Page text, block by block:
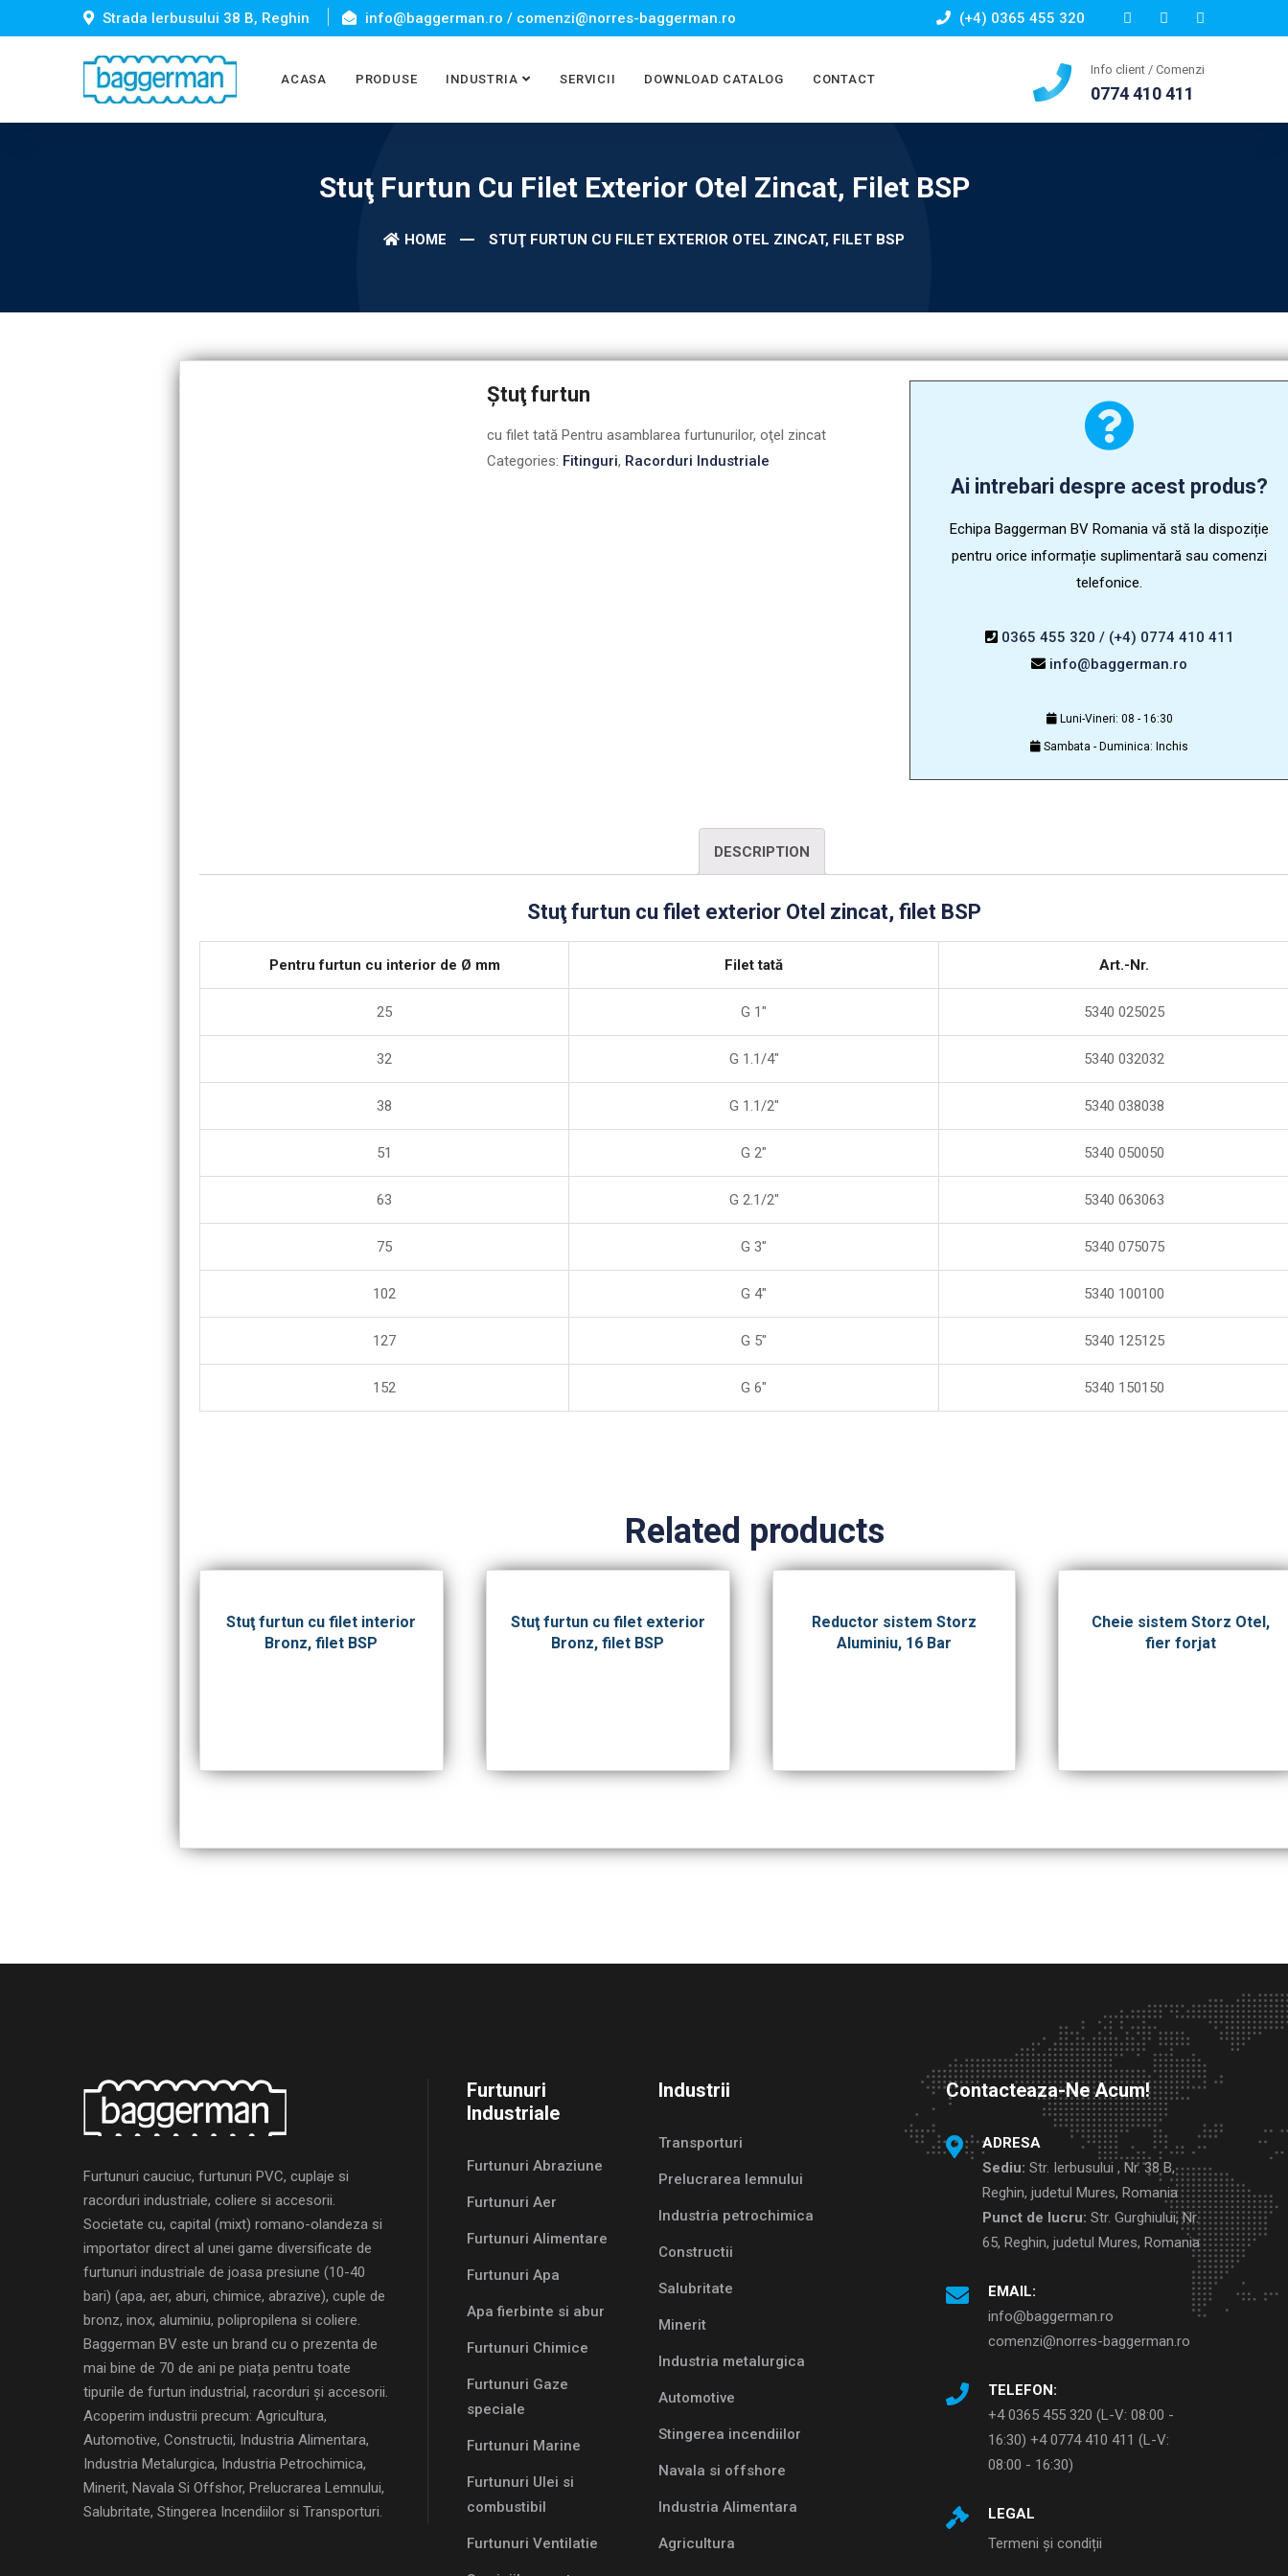
Strada Ierbusului 38 B, Reghin info@baggerman.ro / comenzi@norres-baggerman.ro (+4) 0365 455 320
Info client / Comenzi
0774 410 411
ACASA PRODUSE INDUSTRIA SERVICII DOWNLOAD CATALOG CONTACT
Stuţ Furtun Cu Filet Exterior Otel Zincat, Filet BSP
HOME STUŢ FURTUN CU FILET EXTERIOR OTEL ZINCAT, FILET BSP
Ştuţ furtun
cu filet tată Pentru asamblarea furtunurilor, oţel zincat
Categories: Fitinguri, Racorduri Industriale
Ai intrebari despre acest produs?
Echipa Baggerman BV Romania vă stă la dispoziție
pentru orice informație suplimentară sau comenzi
telefonice.
0365 455 320 / (+4) 0774 410 411
info@baggerman.ro
Luni-Vineri: 08 - 16:30
Sambata - Duminica: Inchis
DESCRIPTION
Stuţ furtun cu filet exterior Otel zincat, filet BSP
Pentru furtun cu interior de Ø mm Filet tată Art.-Nr.
25 G 1″ 5340 025025
32 G 1.1/4″ 5340 032032
38 G 1.1/2″ 5340 038038
51 G 2″ 5340 050050
63 G 2.1/2″ 5340 063063
75 G 3″ 5340 075075
102 G 4″ 5340 100100
127 G 5″ 5340 125125
152 G 6″ 5340 150150
Related products
Stuţ furtun cu filet interior
Bronz, filet BSP
Stuţ furtun cu filet exterior
Bronz, filet BSP
Reductor sistem Storz
Aluminiu, 16 Bar
Cheie sistem Storz Otel,
fier forjat
Furtunuri cauciuc, furtunuri PVC, cuplaje si
racorduri industriale, coliere si accesorii.
Societate cu, capital (mixt) romano-olandeza si
importator direct al unei game diversificate de
furtunuri industriale de joasa presiune (10-40
bari) (apa, aer, aburi, chimice, abrazive), cuple de
bronz, inox, aluminiu, polipropilena si coliere.
Baggerman BV este un brand cu o prezenta de
mai bine de 70 de ani pe piața pentru toate
tipurile de furtun industrial, racorduri și accesorii.
Acoperim industrii precum: Agricultura,
Automotive, Constructii, Industria Alimentara,
Industria Metalurgica, Industria Petrochimica,
Minerit, Navala Si Offshor, Prelucrarea Lemnului,
Salubritate, Stingerea Incendiilor si Transporturi.
Furtunuri
Industriale
Furtunuri Abraziune
Furtunuri Aer
Furtunuri Alimentare
Furtunuri Apa
Apa fierbinte si abur
Furtunuri Chimice
Furtunuri Gaze
speciale
Furtunuri Marine
Furtunuri Ulei si
combustibil
Furtunuri Ventilatie
Industrii
Transporturi
Prelucrarea lemnului
Industria petrochimica
Constructii
Salubritate
Minerit
Industria metalurgica
Automotive
Stingerea incendiilor
Navala si offshore
Industria Alimentara
Agricultura
Contacteaza-Ne Acum!
ADRESA
Sediu: Str. Ierbusului , Nr. 38 B,
Reghin, judetul Mures, Romania
Punct de lucru: Str. Gurghiului, Nr.
65, Reghin, judetul Mures, Romania
EMAIL:
info@baggerman.ro
comenzi@norres-baggerman.ro
TELEFON:
+4 0365 455 320 (L-V: 08:00 -
16:30) +4 0774 410 411 (L-V:
08:00 - 16:30)
LEGAL
Termeni și condiții